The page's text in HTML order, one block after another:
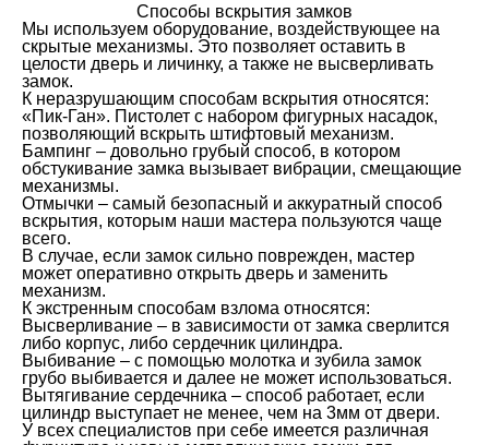
Способы вскрытия замков
Мы используем оборудование, воздействующее на
скрытые механизмы. Это позволяет оставить в
целости дверь и личинку, а также не высверливать
замок.
К неразрушающим способам вскрытия относятся:
«Пик-Ган». Пистолет с набором фигурных насадок,
позволяющий вскрыть штифтовый механизм.
Бампинг – довольно грубый способ, в котором
обстукивание замка вызывает вибрации, смещающие
механизмы.
Отмычки – самый безопасный и аккуратный способ
вскрытия, которым наши мастера пользуются чаще
всего.
В случае, если замок сильно поврежден, мастер
может оперативно открыть дверь и заменить
механизм.
К экстренным способам взлома относятся:
Высверливание – в зависимости от замка сверлится
либо корпус, либо сердечник цилиндра.
Выбивание – с помощью молотка и зубила замок
грубо выбивается и далее не может использоваться.
Вытягивание сердечника – способ работает, если
цилиндр выступает не менее, чем на 3мм от двери.
У всех специалистов при себе имеется различная